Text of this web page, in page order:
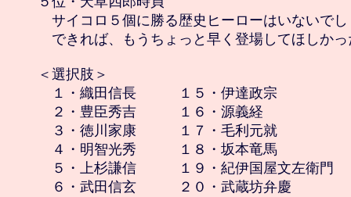
サイコロ５個に勝る歴史ヒーローはいないでし
できれば、もうちょっと早く登場してほしかっ
＜選択肢＞
１・織田信長　　　１５・伊達政宗
２・豊臣秀吉　　　１６・源義経
３・徳川家康　　　１７・毛利元就
４・明智光秀　　　１８・坂本竜馬
５・上杉謙信　　　１９・紀伊国屋文左衛門
６・武田信玄　　　２０・武蔵坊弁慶